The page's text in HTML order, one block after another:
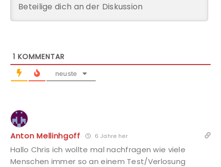
1 KOMMENTAR
neuste
Anton Mellinhgoff 6 Jahre her
Hallo Chris ich wollte mal nachfragen wie viele
Menschen immer so an einem Test/Verlosung